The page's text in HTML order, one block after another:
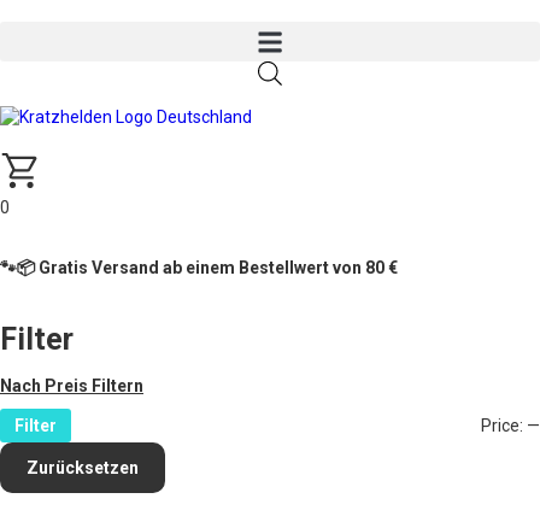
0
🐾📦 Gratis Versand ab einem Bestellwert von 80 €
Filter
Nach Preis Filtern
Filter Price: —
Zurücksetzen